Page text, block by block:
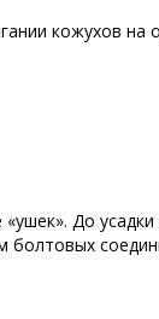
кожухов на
До